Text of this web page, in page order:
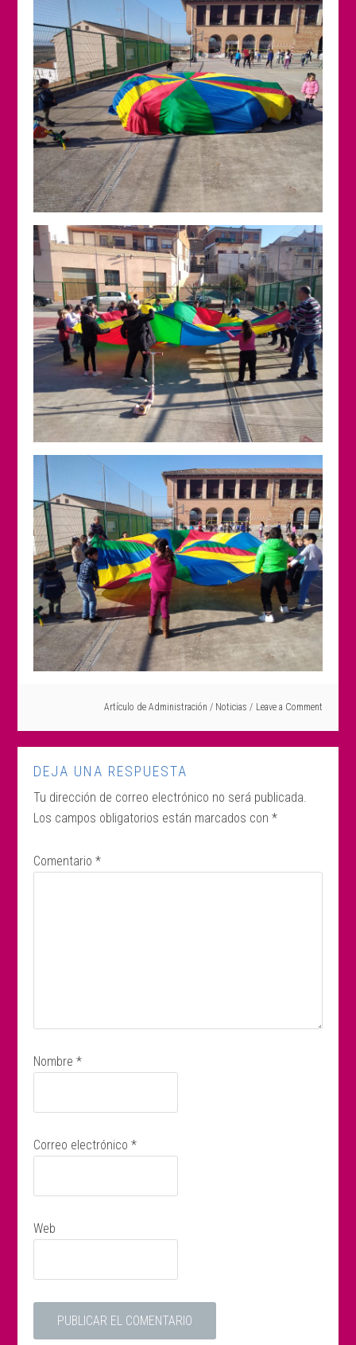
Artículo de Administración / Noticias Leave a Comment
DEJA UNA RESPUESTA
Tu dirección de correo electrónico no será publicada.
Los campos obligatorios están marcados con*
Comentario*
Nombre*
Correo electrónico*
Web